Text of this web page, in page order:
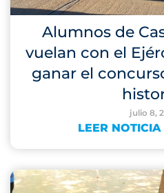
Alumnos de
vuelan con el
ganar el
julio 8,
LEER